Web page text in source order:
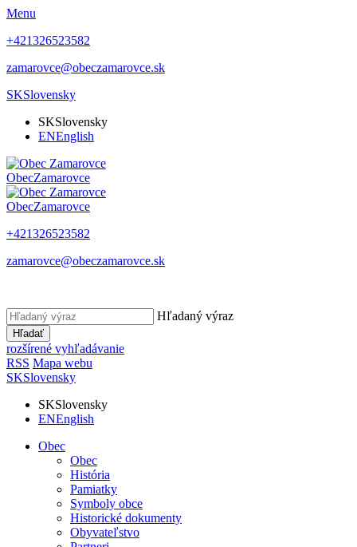
Menu
+421326523582
zamarovce@obeczamarovce.sk
SKSlovensky
SKSlovensky
ENEnglish
ObecZamarovce
ObecZamarovce
+421326523582
zamarovce@obeczamarovce.sk
Hľadaný výraz
Hľadať
rozšírené vyhľadávanie
RSS Mapa webu
SKSlovensky
SKSlovensky
ENEnglish
Obec
Obec
História
Pamiatky
Symboly obce
Historické dokumenty
Obyvateľstvo